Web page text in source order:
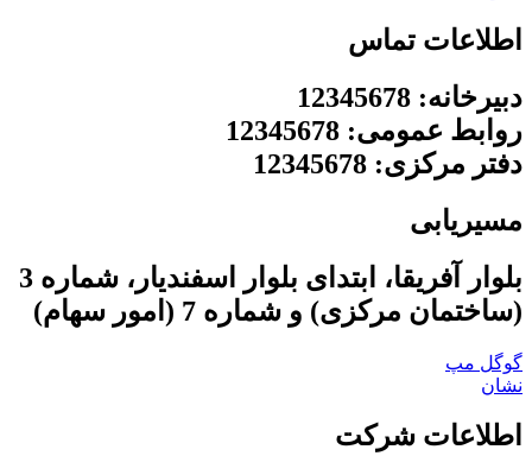
اطلاعات تماس
دبیرخانه: 12345678
روابط عمومی: 12345678
دفتر مرکزی: 12345678
مسیریابی
بلوار آفریقا، ابتدای بلوار اسفندیار، شماره 3
(ساختمان مرکزی) و شماره 7 (امور سهام)
گوگل مپ
نشان
اطلاعات شرکت